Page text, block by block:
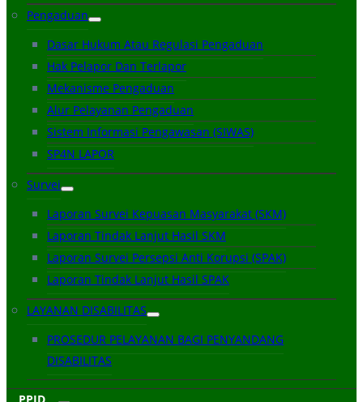
Pengaduan
Dasar Hukum Atau Regulasi Pengaduan
Hak Pelapor Dan Terlapor
Mekanisme Pengaduan
Alur Pelayanan Pengaduan
Sistem Informasi Pengawasan (SIWAS)
SP4N LAPOR
Survei
Laporan Survei Kepuasan Masyarakat (SKM)
Laporan Tindak Lanjut Hasil SKM
Laporan Survei Persepsi Anti Korupsi (SPAK)
Laporan Tindak Lanjut Hasil SPAK
LAYANAN DISABILITAS
PROSEDUR PELAYANAN BAGI PENYANDANG
DISABILITAS